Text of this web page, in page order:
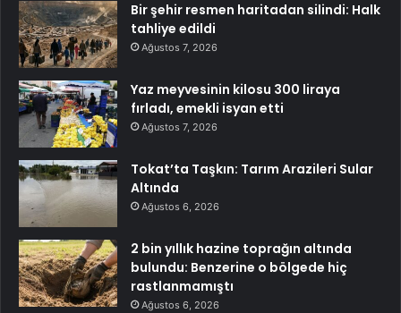
Bir şehir resmen haritadan silindi: Halk
tahliye edildi
Ağustos 7, 2026
Yaz meyvesinin kilosu 300 liraya
fırladı, emekli isyan etti
Ağustos 7, 2026
Tokat’ta Taşkın: Tarım Arazileri Sular
Altında
Ağustos 6, 2026
2 bin yıllık hazine toprağın altında
bulundu: Benzerine o bölgede hiç
rastlanmamıştı
Ağustos 6, 2026